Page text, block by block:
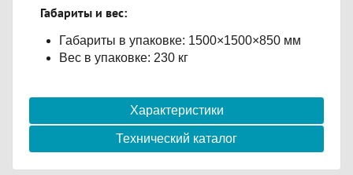
Габариты и вес:
Габариты в упаковке: 1500×1500×850 мм
Вес в упаковке: 230 кг
Характеристики
Технический каталог